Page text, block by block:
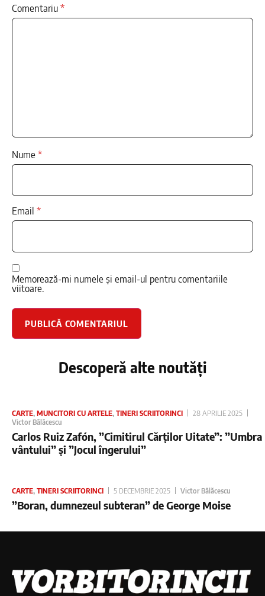
Comentariu*
Nume*
Email *
Memorează-mi numele și email-ul pentru comentariile
viitoare.
Descoperă alte noutăți
CARTE, MUNCITORI CU ARTELE, TINERI SCRIITORINCI
28 APRILIE 2025
Victor Bălăcescu
Carlos Ruiz Zafón, ”Cimitirul Cărților Uitate”: ”Umbra
vântului” și ”Jocul îngerului”
CARTE, TINERI SCRIITORINCI 5 DECEMBRIE 2025 Victor Bălăcescu
”Boran, dumnezeul subteran” de George Moise